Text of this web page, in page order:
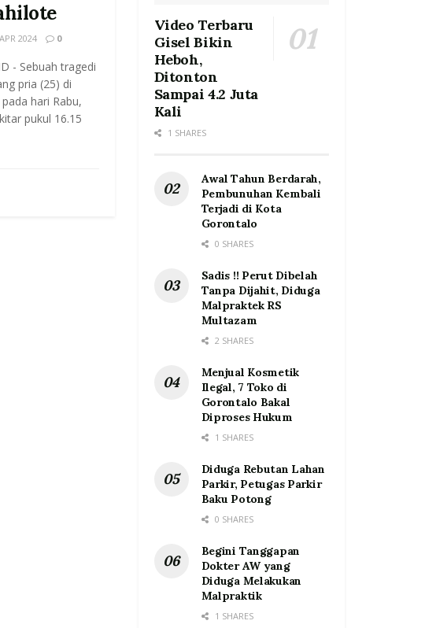
2024 0
- Sebuah tragedi
pria (25) di
hari Rabu,
pukul 16.15
Video Terbaru
Gisel Bikin
Heboh,
Ditonton
Sampai 4.2 Juta
Kali
1 SHARES
Awal Tahun Berdarah,
Pembunuhan Kembali
Terjadi di Kota
Gorontalo
0 SHARES
Sadis !! Perut Dibelah
Tanpa Dijahit, Diduga
Malpraktek RS
Multazam
2 SHARES
Menjual Kosmetik
Ilegal, 7 Toko di
Gorontalo Bakal
Diproses Hukum
1 SHARES
Diduga Rebutan Lahan
Parkir, Petugas Parkir
Baku Potong
0 SHARES
Begini Tanggapan
Dokter AW yang
Diduga Melakukan
Malpraktik
1 SHARES